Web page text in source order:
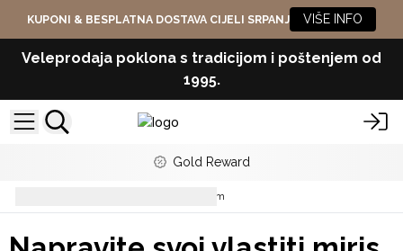
KUPONI & BESPLATNA DOSTAVA CIJELI SRPANJ VIŠE INFO
Veleprodaja poklona s tradicijom i poštenjem od
1995.
Gold Reward
Napravite svoj vlastiti miris za dom